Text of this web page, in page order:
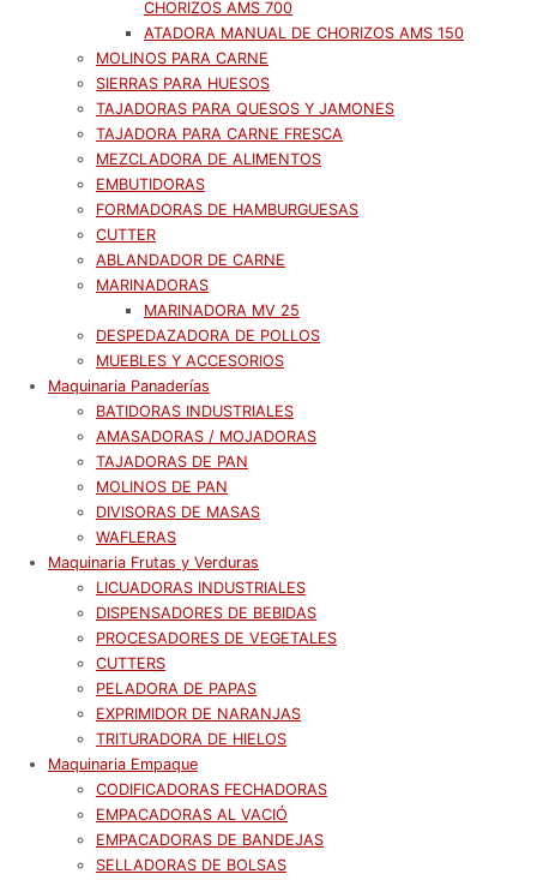
CHORIZOS AMS 700
ATADORA MANUAL DE CHORIZOS AMS 150
MOLINOS PARA CARNE
SIERRAS PARA HUESOS
TAJADORAS PARA QUESOS Y JAMONES
TAJADORA PARA CARNE FRESCA
MEZCLADORA DE ALIMENTOS
EMBUTIDORAS
FORMADORAS DE HAMBURGUESAS
CUTTER
ABLANDADOR DE CARNE
MARINADORAS
MARINADORA MV 25
DESPEDAZADORA DE POLLOS
MUEBLES Y ACCESORIOS
Maquinaria Panaderías
BATIDORAS INDUSTRIALES
AMASADORAS / MOJADORAS
TAJADORAS DE PAN
MOLINOS DE PAN
DIVISORAS DE MASAS
WAFLERAS
Maquinaria Frutas y Verduras
LICUADORAS INDUSTRIALES
DISPENSADORES DE BEBIDAS
PROCESADORES DE VEGETALES
CUTTERS
PELADORA DE PAPAS
EXPRIMIDOR DE NARANJAS
TRITURADORA DE HIELOS
Maquinaria Empaque
CODIFICADORAS FECHADORAS
EMPACADORAS AL VACIÓ
EMPACADORAS DE BANDEJAS
SELLADORAS DE BOLSAS